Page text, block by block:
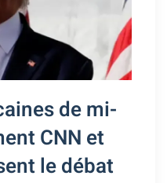
de mi-
CNN et
le débat